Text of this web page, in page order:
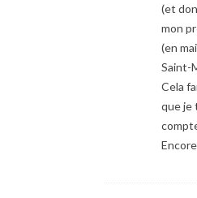
(et
mon
(en
Saint-
Cela
que je